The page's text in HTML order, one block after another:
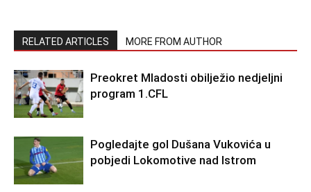
RELATED ARTICLES MORE FROM AUTHOR
Preokret Mladosti obilježio nedjeljni
program 1.CFL
Pogledajte gol Dušana Vukovića u
pobjedi Lokomotive nad Istrom